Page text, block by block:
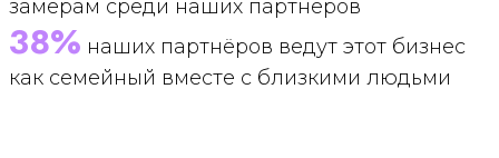
замерам среди наших партнеров
38% наших партнёров ведут этот бизнес
как семейный вместе с близкими людьми